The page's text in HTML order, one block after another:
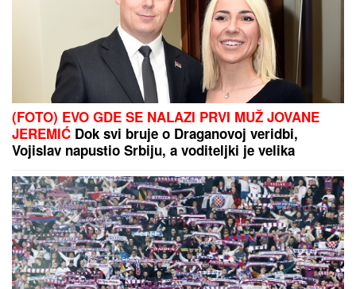
PROMENE U IRANU: Modžtaba Hamnei imenovao
NjEGA za novog savetnika i sekretara moćne
organizacije
"ILIJAN UŽIVA KAO PRINC, NE
ISPUŠTAMO GA IZ RUKU"Ceca
Ražnatović o unuku, porodici Gudelj
i Anastasiji: "Odlično se snašla,
nisam je savetovala", spomenula i
novi album posle 10 godina